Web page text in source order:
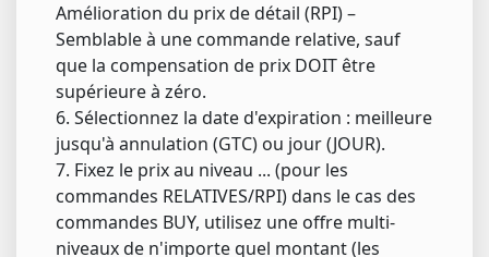
Amélioration du prix de détail (RPI) –
Semblable à une commande relative, sauf
que la compensation de prix DOIT être
supérieure à zéro.
6. Sélectionnez la date d'expiration : meilleure
jusqu'à annulation (GTC) ou jour (JOUR).
7. Fixez le prix au niveau ... (pour les
commandes RELATIVES/RPI) dans le cas des
commandes BUY, utilisez une offre multi-
niveaux de n'importe quel montant (les